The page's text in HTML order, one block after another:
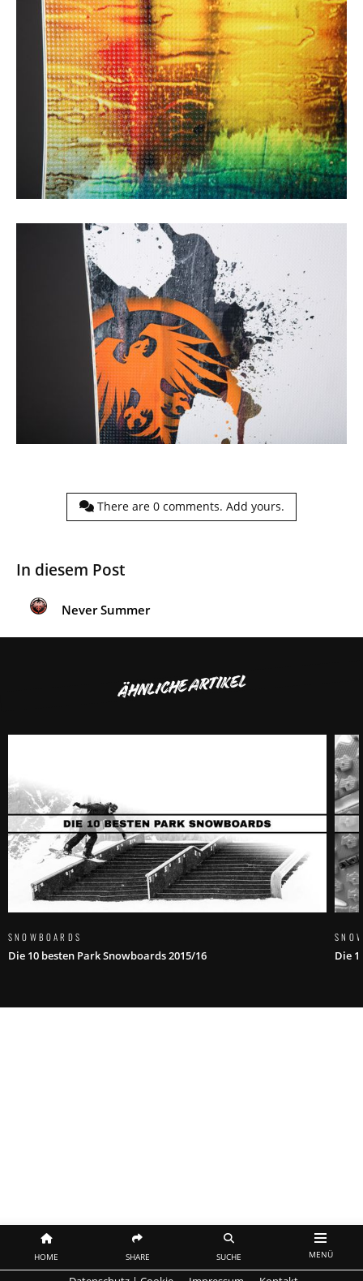
HOME SHARE SUCHE MENÜ
There are 0comments. Add yours.
In diesem Post
Never Summer
ÄHNLICHE ARTIKEL
SNOWBOARDS
Die 10 besten Park Snowboards 2015/16 Die